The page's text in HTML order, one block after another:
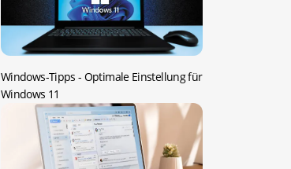
Windows-Tipps - Optimale Einstellung für
Windows 11